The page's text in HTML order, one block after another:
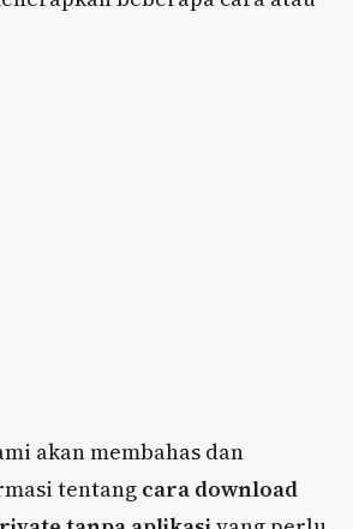
akan membahas dan
tentang cara download